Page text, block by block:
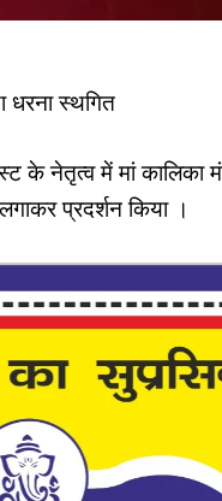
धरना स्थगित
के नेतृत्व में मां कालिका
प्रदर्शन किया ।